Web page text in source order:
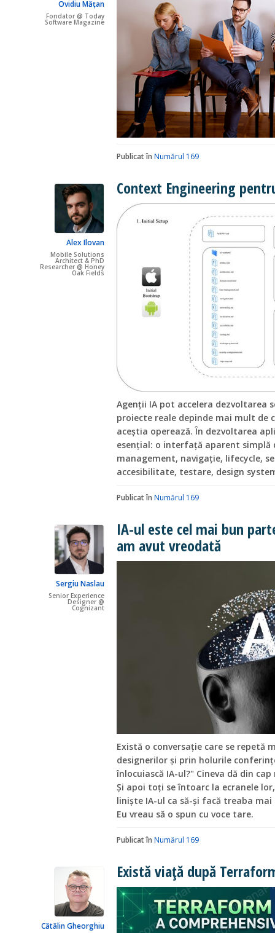
Ovidiu Mățan
Fondator @ Today
Software Magazine
Publicat în Numărul 169
Alex Ilovan
Mobile Solutions
Architect & PhD
Researcher @ Honey
Oak Fields
Context Engineering
Agenții IA pot accelera dezvoltarea
proiecte reale depinde mai mult
aceștia operează. În dezvoltarea
esențial: o interfață aparent
management, navigație, lifecycle,
accesibilitate, testare, design
Publicat în Numărul 169
Sergiu Naslau
Senior Experience
Designer @
Cognizant
IA-ul este cel mai bun
am avut vreodată
Există o conversație care se repetă
designerilor și prin holurile
înlocuiască IA-ul?" Cineva dă din
Și apoi toți se întoarc la ecranele
liniște IA-ul ca să-și facă treaba
Eu vreau să o spun cu voce tare.
Publicat în Numărul 169
Cătălin Gheorghiu
Există viață după